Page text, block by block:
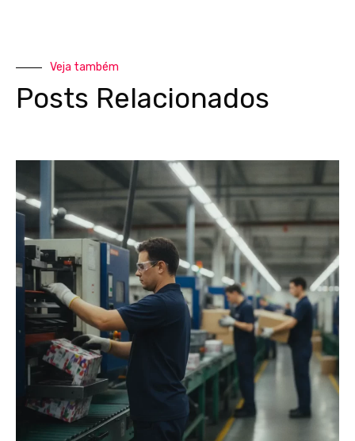
Veja também
Posts Relacionados